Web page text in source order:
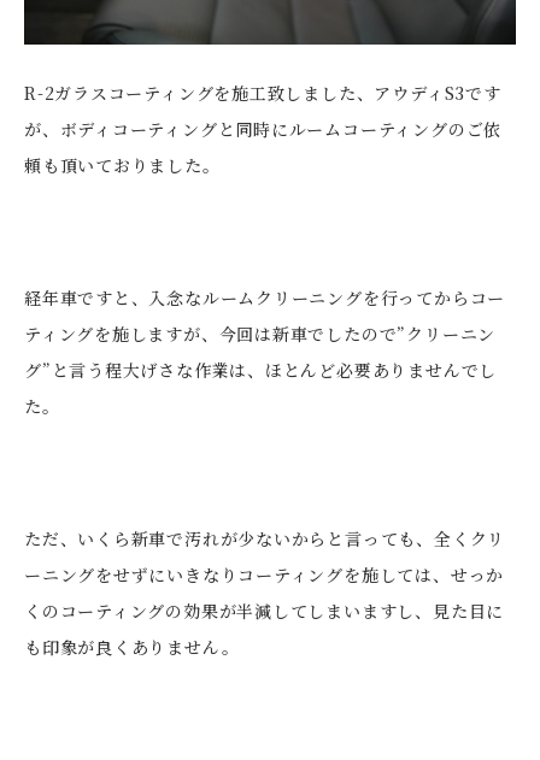
R-2ガラスコーティングを施工致しました、アウディS3です
が、ボディコーティングと同時にルームコーティングのご依
頼も頂いておりました。
経年車ですと、入念なルームクリーニングを行ってからコー
ティングを施しますが、今回は新車でしたので”クリーニン
グ”と言う程大げさな作業は、ほとんど必要ありませんでし
た。
ただ、いくら新車で汚れが少ないからと言っても、全くクリ
ーニングをせずにいきなりコーティングを施しては、せっか
くのコーティングの効果が半減してしまいますし、見た目に
も印象が良くありません。